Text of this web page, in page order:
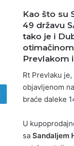
Kao što su
49 državu
tako je i
Prevlakom
Rt Prevlaku
objavljenom
braće daleke
U
sa Sandaljem
LinkedIn
E-maila